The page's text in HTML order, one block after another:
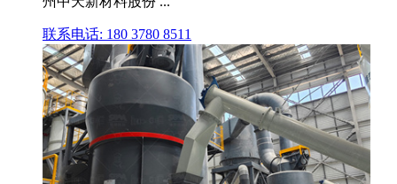
联系电话: 180 3780 8511